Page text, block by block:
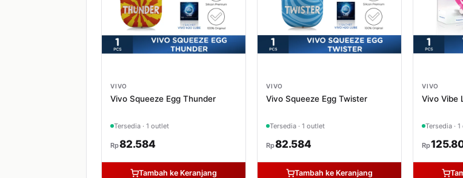
VIVO
Vivo Squeeze Egg Thunder
Tersedia · 1 outlet
Rp82.584
Tambah ke Keranjang
VIVO
Vivo Squeeze Egg Twister
Tersedia · 1 outlet
Rp82.584
Tambah ke Keranjang
VIVO
Vivo Vibe
Tersedia ·
Rp